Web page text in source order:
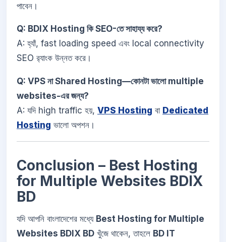
পাবেন।
Q: BDIX Hosting কি SEO-তে সাহায্য করে?
A: হ্যাঁ, fast loading speed এবং local connectivity
SEO র‍্যাংক উন্নত করে।
Q: VPS না Shared Hosting—কোনটা ভালো multiple
websites-এর জন্য?
A: যদি high traffic হয়, VPS Hosting বা Dedicated
Hosting ভালো অপশন।
Conclusion – Best Hosting
for Multiple Websites BDIX
BD
যদি আপনি বাংলাদেশের মধ্যে Best Hosting for Multiple
Websites BDIX BD খুঁজে থাকেন, তাহলে BD IT